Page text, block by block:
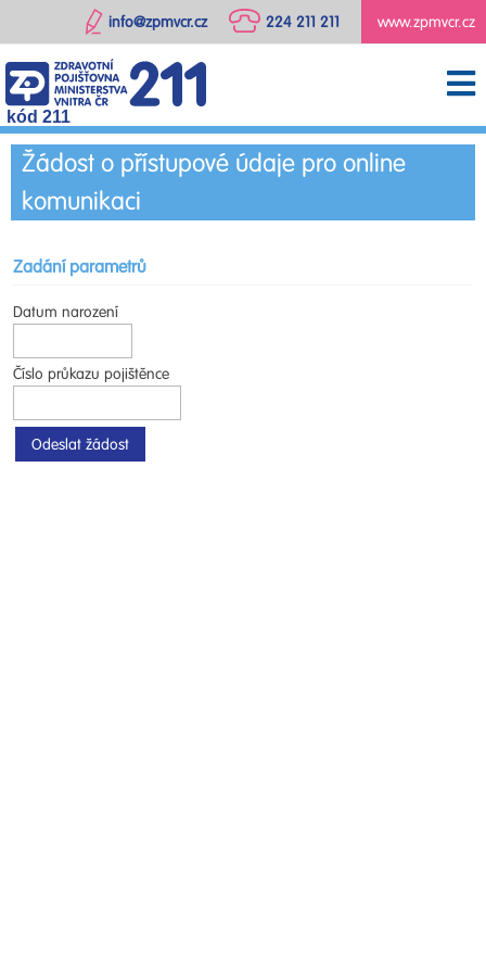
www.zpmvcr.cz
224 211 211
info@zpmvcr.cz
kód 211
Žádost o přístupové údaje pro online
komunikaci
Zadání parametrů
Datum narození
Číslo průkazu pojištěnce